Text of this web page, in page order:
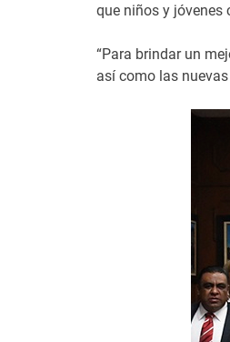
que niños y jóvenes
“Para brindar un
así como las